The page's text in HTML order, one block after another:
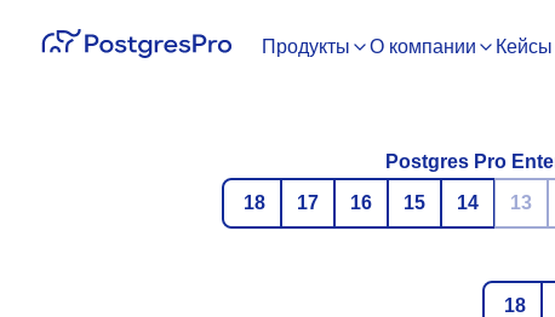
Продукты О компании Кейсы
Postgres Pro
18
17 16 15 14 13
18